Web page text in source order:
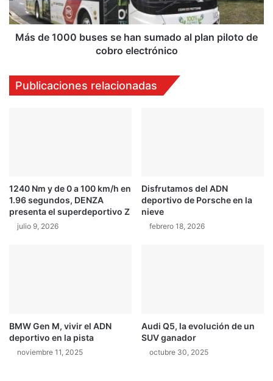
al
plan
piloto
electrónico
Más de 1000 buses se han sumado al plan piloto de
cobro electrónico
Publicaciones relacionadas
1240 Nm y de 0 a 100 km/h en
1.96 segundos, DENZA
presenta el superdeportivo Z
julio 9, 2026
Disfrutamos del ADN
deportivo de Porsche en la
nieve
febrero 18, 2026
BMW Gen M, vivir el ADN
deportivo en la pista
noviembre 11, 2025
Audi Q5, la evolución de un
SUV ganador
octubre 30, 2025